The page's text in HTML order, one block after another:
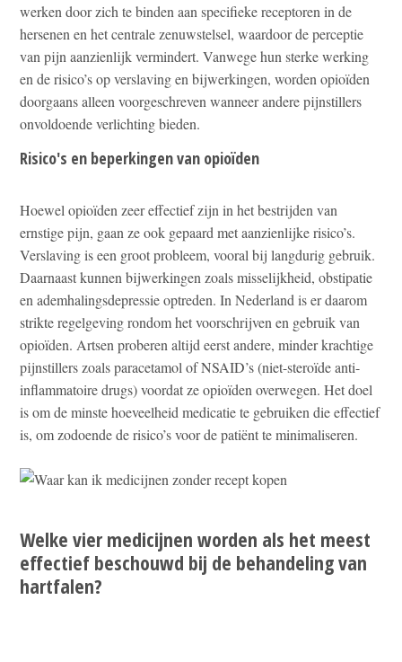
werken door zich te binden aan specifieke receptoren in de
hersenen en het centrale zenuwstelsel, waardoor de perceptie
van pijn aanzienlijk vermindert. Vanwege hun sterke werking
en de risico’s op verslaving en bijwerkingen, worden opioïden
doorgaans alleen voorgeschreven wanneer andere pijnstillers
onvoldoende verlichting bieden.
Risico's en beperkingen van opioïden
Hoewel opioïden zeer effectief zijn in het bestrijden van
ernstige pijn, gaan ze ook gepaard met aanzienlijke risico’s.
Verslaving is een groot probleem, vooral bij langdurig gebruik.
Daarnaast kunnen bijwerkingen zoals misselijkheid, obstipatie
en ademhalingsdepressie optreden. In Nederland is er daarom
strikte regelgeving rondom het voorschrijven en gebruik van
opioïden. Artsen proberen altijd eerst andere, minder krachtige
pijnstillers zoals paracetamol of NSAID’s (niet-steroïde anti-
inflammatoire drugs) voordat ze opioïden overwegen. Het doel
is om de minste hoeveelheid medicatie te gebruiken die effectief
is, om zodoende de risico’s voor de patiënt te minimaliseren.
Welke vier medicijnen worden als het meest
effectief beschouwd bij de behandeling van
hartfalen?